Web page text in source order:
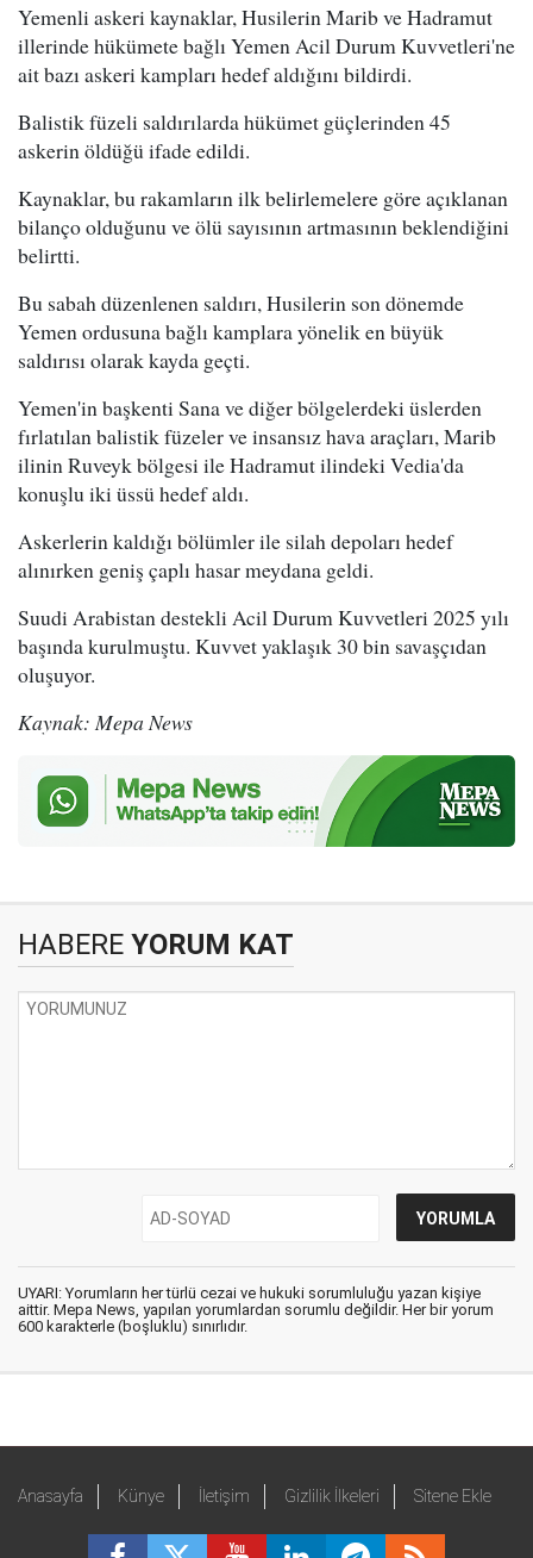
Yemenli askeri kaynaklar, Husilerin Marib ve Hadramut
illerinde hükümete bağlı Yemen Acil Durum Kuvvetleri'ne
ait bazı askeri kampları hedef aldığını bildirdi.
Balistik füzeli saldırılarda hükümet güçlerinden 45
askerin öldüğü ifade edildi.
Kaynaklar, bu rakamların ilk belirlemelere göre açıklanan
bilanço olduğunu ve ölü sayısının artmasının beklendiğini
belirtti.
Bu sabah düzenlenen saldırı, Husilerin son dönemde
Yemen ordusuna bağlı kamplara yönelik en büyük
saldırısı olarak kayda geçti.
Yemen'in başkenti Sana ve diğer bölgelerdeki üslerden
fırlatılan balistik füzeler ve insansız hava araçları, Marib
ilinin Ruveyk bölgesi ile Hadramut ilindeki Vedia'da
konuşlu iki üssü hedef aldı.
Askerlerin kaldığı bölümler ile silah depoları hedef
alınırken geniş çaplı hasar meydana geldi.
Suudi Arabistan destekli Acil Durum Kuvvetleri 2025 yılı
başında kurulmuştu. Kuvvet yaklaşık 30 bin savaşçıdan
oluşuyor.
Kaynak: Mepa News
HABERE YORUM KAT
UYARI: Yorumların her türlü cezai ve hukuki sorumluluğu yazan kişiye
aittir. Mepa News, yapılan yorumlardan sorumlu değildir. Her bir yorum
600 karakterle (boşluklu) sınırlıdır.
Anasayfa Künye İletişim Gizlilik İlkeleri Sitene Ekle